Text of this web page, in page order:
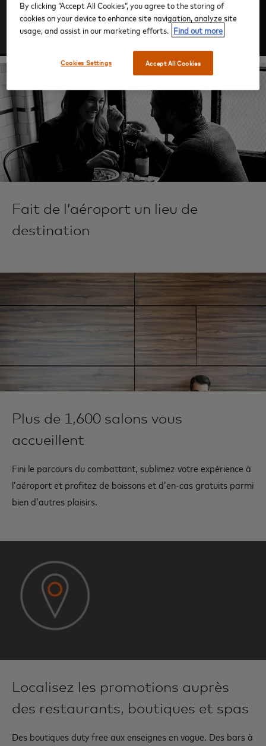
Se connecter
Fait de l’aéroport un lieu de
destination
Plus de 1,600 salons vous
accueillent
Fini le parcours du combattant, sublimez votre expérience à
l’aéroport et profitez de boissons et d’en-cas gratuits parmi
bien d’autres plaisirs.
Localisez les promotions auprès
des restaurants, boutiques et spas
Des boutiques duty free aux enseignes en vogue. Des bars à
By clicking “Accept All Cookies”, you agree to the storing of
cookies on your device to enhance site navigation, analyze site
usage, and assist in our marketing efforts. Find out more
Accept All Cookies
Cookies Settings